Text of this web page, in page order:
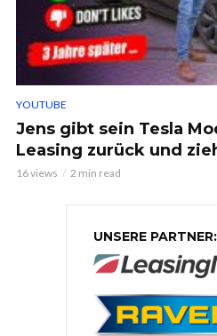
YOUTUBE
Jens gibt sein Tesla
Leasing zurück und
16 views 2 min read
UNSERE PARTNER: